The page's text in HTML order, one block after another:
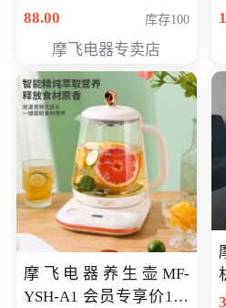
88.00
库存100
摩飞电器专卖店
摩飞电器养生壶MF-
YSH-A1 会员专享价198